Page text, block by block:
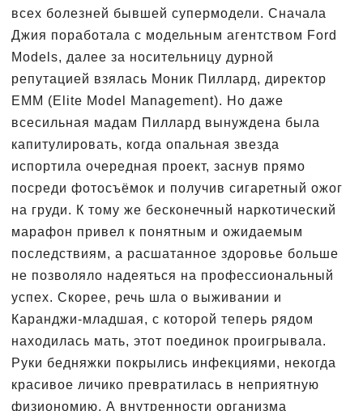
всех болезней бывшей супермодели. Сначала
Джия поработала с модельным агентством Ford
Models, далее за носительницу дурной
репутацией взялась Моник Пиллард, директор
EMM (Elite Model Management). Но даже
всесильная мадам Пиллард вынуждена была
капитулировать, когда опальная звезда
испортила очередная проект, заснув прямо
посреди фотосъёмок и получив сигаретный ожог
на груди. К тому же бесконечный наркотический
марафон привел к понятным и ожидаемым
последствиям, а расшатанное здоровье больше
не позволяло надеяться на профессиональный
успех. Скорее, речь шла о выживании и
Каранджи-младшая, с которой теперь рядом
находилась мать, этот поединок проигрывала.
Руки бедняжки покрылись инфекциями, некогда
красивое личико превратилась в неприятную
физиономию. А внутренности организма